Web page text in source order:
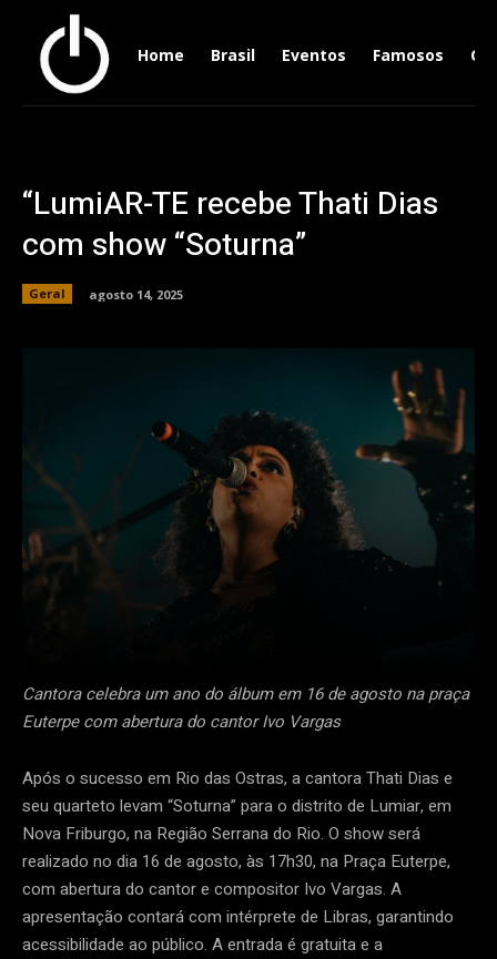
Home Brasil Eventos Famosos
“LumiAR-TE recebe Thati Dias
com show “Soturna”
Geral agosto 14, 2025
Cantora celebra um ano do álbum em 16 de agosto na praça
Euterpe com abertura do cantor Ivo Vargas
Após o sucesso em Rio das Ostras, a cantora Thati Dias e
seu quarteto levam “Soturna” para o distrito de Lumiar, em
Nova Friburgo, na Região Serrana do Rio. O show será
realizado no dia 16 de agosto, às 17h30, na Praça Euterpe,
com abertura do cantor e compositor Ivo Vargas. A
apresentação contará com intérprete de Libras, garantindo
acessibilidade ao público. A entrada é gratuita e a